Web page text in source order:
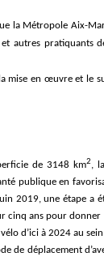
la Métropole Aix-
autres pratiquants
mise en œuvre et le
de 3148 km2,
publique en
2019, une étape a
cinq ans pour donner
d’ici à 2024 au
de déplacement